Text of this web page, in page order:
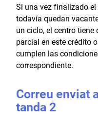
Si una vez finalizado
todavía quedan
un ciclo, el centro
parcial en este crédito
cumplen las
correspondiente.
Correu enviat
tanda 2